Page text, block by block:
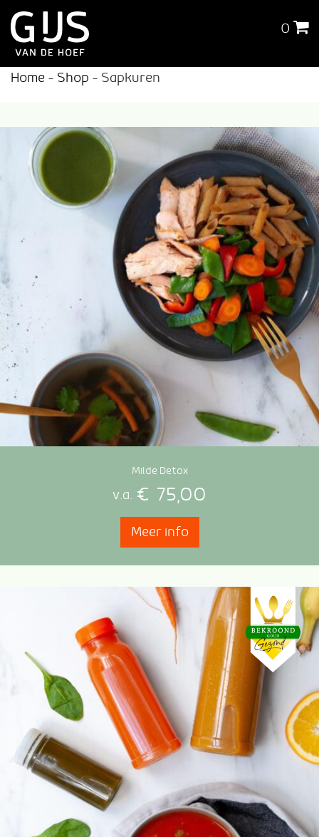
0
Home - Shop - Sapkuren
Milde Detox
v.a. € 75,00
Meer info